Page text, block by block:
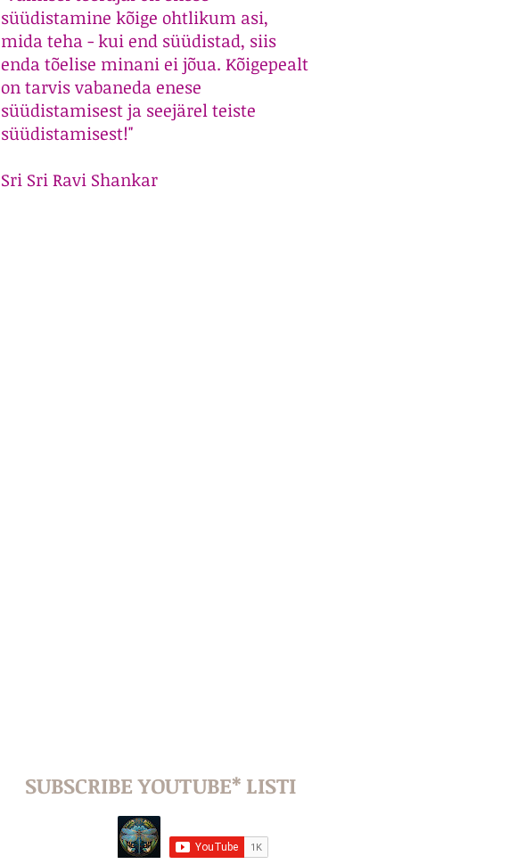
süüdistamine kõige ohtlikum asi,
mida teha - kui end süüdistad, siis
enda tõelise minani ei jõua. Kõigepealt
on tarvis vabaneda enese
süüdistamisest ja seejärel teiste
süüdistamisest!"
Sri Sri Ravi Shankar
SUBSCRIBE YOUTUBE* LISTI